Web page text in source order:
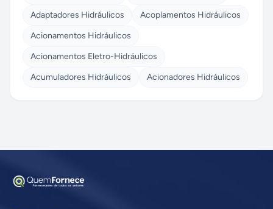
Adaptadores Hidráulicos
Acoplamentos Hidráulicos
Acionamentos Hidráulicos
Acionamentos Eletro-Hidráulicos
Acumuladores Hidráulicos
Acionadores Hidráulicos